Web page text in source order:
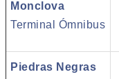
Monclova
Terminal Ómnibus
Piedras Negras